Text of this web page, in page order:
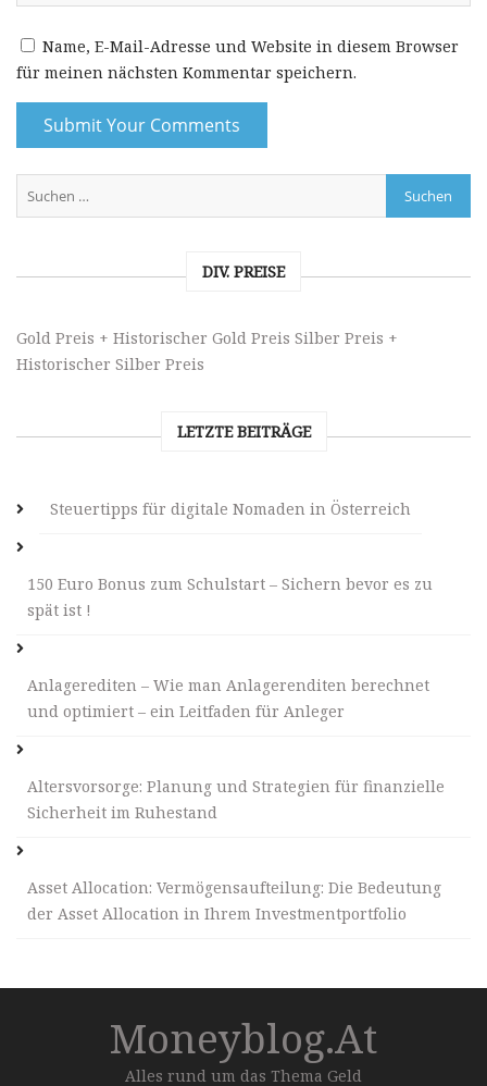
Name, E-Mail-Adresse und Website in diesem Browser
für meinen nächsten Kommentar speichern.
DIV. PREISE
Gold Preis + Historischer Gold Preis Silber Preis +
Historischer Silber Preis
LETZTE BEITRÄGE
Steuertipps für digitale Nomaden in Österreich
150 Euro Bonus zum Schulstart – Sichern bevor es zu
spät ist !
Anlagerediten – Wie man Anlagerenditen berechnet
und optimiert – ein Leitfaden für Anleger
Altersvorsorge: Planung und Strategien für finanzielle
Sicherheit im Ruhestand
Asset Allocation: Vermögensaufteilung: Die Bedeutung
der Asset Allocation in Ihrem Investmentportfolio
Moneyblog.at
Alles rund um das Thema Geld